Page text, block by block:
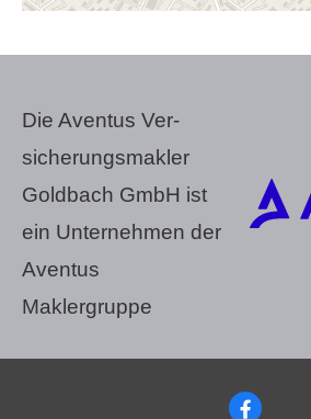
Die Aventus Ver­
sicherungs­makler
Goldbach GmbH ist
ein Unternehmen der
Aventus
Maklergruppe